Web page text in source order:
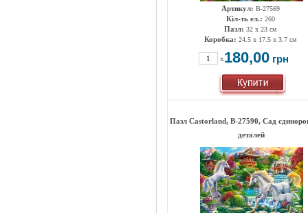
Артикул: B-27569
Кіл-ть ел.: 260
Пазл: 32 x 23 см
Коробка: 24.5 x 17.5 x 3.7 см
x180,00 грн
Пазл Castorland, B-27590, Сад
деталей